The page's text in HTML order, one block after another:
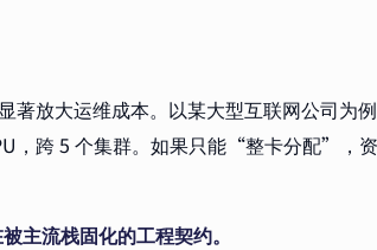
著放大运维成本。以某大型互联网公司为
，跨 5 个集群。如果只能“整卡分配”，
主流栈固化的工程契约。